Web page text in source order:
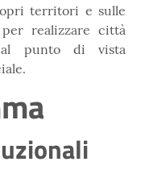
territori e sulle
realizzare città
punto di vista